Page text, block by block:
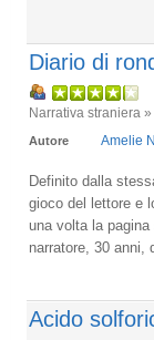
Diario di
Narrativa straniera
Autore Amelie
Definito dalla
gioco del lettore e
una volta la
narratore, 30 anni,
Acido